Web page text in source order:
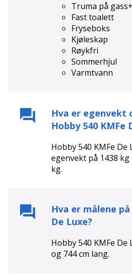
Truma på
Fast toalett
Fryseboks
Kjøleskap
Røykfri
Sommerhjul
Varmtvann
Hva er
Hobby 540 KMFe
Hobby 540 KMFe De
egenvekt på 1438 kg
kg.
Hva er målene på
De Luxe?
Hobby 540 KMFe De
og 744cm lang.